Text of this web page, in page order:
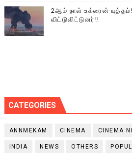
2ஆம் நாள் உக்ரைன்
விட்டுவிட்டுனர்!!
CATEGORIES
ANNMEKAM CINEMA CINEMA
INDIA NEWS OTHERS